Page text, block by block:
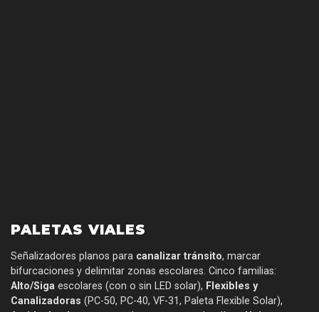
PALETAS VIALES
Señalizadores planos para canalizar tránsito, marcar
bifurcaciones y delimitar zonas escolares. Cinco familias:
Alto/Siga escolares (con o sin LED solar), Flexibles y
Canalizadoras (PC-50, PC-40, VF-31, Paleta Flexible Solar),